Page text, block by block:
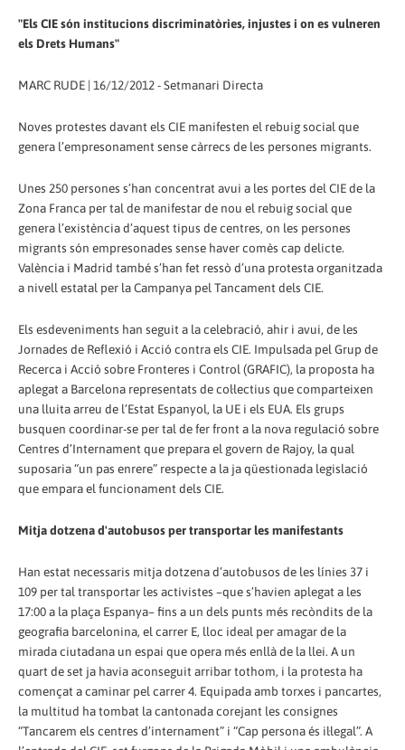
"Els CIE són institucions discriminatòries, injustes i on es vulneren
els Drets Humans"
MARC RUDE | 16/12/2012 - Setmanari Directa
Noves protestes davant els CIE manifesten el rebuig social que
genera l’empresonament sense càrrecs de les persones migrants.
Unes 250 persones s’han concentrat avui a les portes del CIE de la
Zona Franca per tal de manifestar de nou el rebuig social que
genera l’existència d’aquest tipus de centres, on les persones
migrants són empresonades sense haver comès cap delicte.
València i Madrid també s’han fet ressò d’una protesta organitzada
a nivell estatal per la Campanya pel Tancament dels CIE.
Els esdeveniments han seguit a la celebració, ahir i avui, de les
Jornades de Reflexió i Acció contra els CIE. Impulsada pel Grup de
Recerca i Acció sobre Fronteres i Control (GRAFIC), la proposta ha
aplegat a Barcelona representats de col·lectius que comparteixen
una lluita arreu de l’Estat Espanyol, la UE i els EUA. Els grups
busquen coordinar-se per tal de fer front a la nova regulació sobre
Centres d’Internament que prepara el govern de Rajoy, la qual
suposaria “un pas enrere” respecte a la ja qüestionada legislació
que empara el funcionament dels CIE.
Mitja dotzena d'autobusos per transportar les manifestants
Han estat necessaris mitja dotzena d’autobusos de les línies 37 i
109 per tal transportar les activistes –que s’havien aplegat a les
17:00 a la plaça Espanya– fins a un dels punts més recòndits de la
geografia barcelonina, el carrer E, lloc ideal per amagar de la
mirada ciutadana un espai que opera més enllà de la llei. A un
quart de set ja havia aconseguit arribar tothom, i la protesta ha
començat a caminar pel carrer 4. Equipada amb torxes i pancartes,
la multitud ha tombat la cantonada corejant les consignes
“Tancarem els centres d’internament” i “Cap persona és il·legal”. A